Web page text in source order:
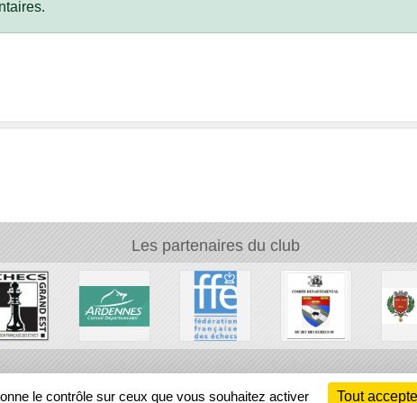
Les partenaires du club
le contrôle sur ceux que vous souhaitez activer Tout